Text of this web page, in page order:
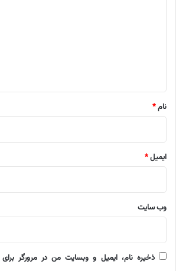
نام*
ایمیل*
وب‌ سایت
ذخیره نام، ایمیل و وبسایت من در مرورگر برای